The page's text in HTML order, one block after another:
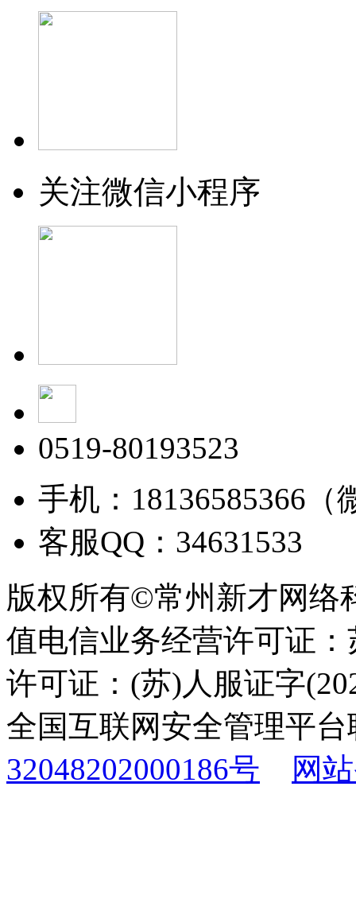
关注微信小程序
0519-80193523
手机：18136585366（
客服QQ：34631533
版权所有©常州新才网络
值电信业务经营许可证
许可证：(苏)人服证字
全国互联网安全管理平
32048202000186号
网